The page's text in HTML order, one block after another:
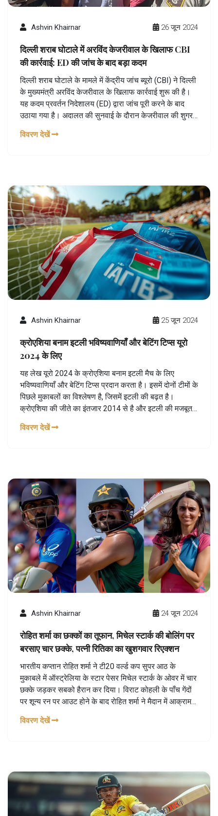
Ashvin Khairnar 26 जून 2024
दिल्ली शराब घोटाले में अरविंद केजरीवाल के खिलाफ CBI
की कार्रवाई: ED की जांच के बाद बड़ा कदम
दिल्ली शराब घोटाले के मामले में केंद्रीय जांच ब्यूरो (CBI) ने दिल्ली
के मुख्यमंत्री अरविंद केजरीवाल के खिलाफ कार्रवाई शुरू की है।
यह कदम प्रवर्तन निदेशालय (ED) द्वारा जांच पूरी करने के बाद
उठाया गया है। अदालत की सुनवाई के दौरान केजरीवाल की शुगर
जिसे कोर्ट ने स्वीकार कर लिया। दिल्ली शराब घोटाले की जांच लंबे
विवरण देखें
Ashvin Khairnar 25 जून 2024
क्रोएशिया बनाम इटली भविष्यवाणियाँ और बेटिंग टिप्स यूरो
2024 के लिए
यह लेख यूरो 2024 के क्रोएशिया बनाम इटली मैच के लिए
भविष्यवाणियाँ और बेटिंग टिप्स प्रदान करता है। इसमें दोनों टीमों के
पिछले मुकाबलों का विश्लेषण है, जिसमें इटली की बढ़त है।
क्रोएशिया की जीते का इंतजार 2014 से है और इटली की मजबूत
गोल से कम पर सट्टा लगाने की सिफारिश करता है।
विवरण देखें
Ashvin Khairnar 24 जून 2024
रोहित शर्मा का छक्कों का तूफान, मिचेल स्टार्क की बोलिंग पर
बरसाए चार छक्के, पत्नी रितिका का खुशगवार रिएक्शन
भारतीय कप्तान रोहित शर्मा ने टी20 वर्ल्ड कप सुपर आठ के
मुकाबले में ऑस्ट्रेलिया के स्टार पेसर मिचेल स्टार्क के ओवर में चार
छक्के जड़कर सबको हैरान कर दिया। विराट कोहली के पाँच गेंदों
पर शून्य रन पर आउट होने के बाद रोहित शर्मा ने मैदान में आक्रामक
मौजूद थीं और रोहित की इस पारी पर खुश होकर तालियाँ बजा रही
विवरण देखें